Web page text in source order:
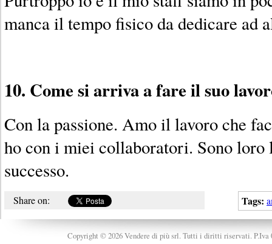
manca il tempo fisico da dedicare ad
10. Come si arriva a fare il suo
Con la passione. Amo il lavoro che
ho con i miei collaboratori. Sono
successo.
Tags:
Share on:
Copyright © 2026 Vendere di più srl. Tutti i diritti riservati. P.Iva